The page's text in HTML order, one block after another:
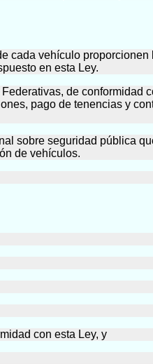
cada vehículo
en esta Ley.
de conformidad
pago de tenencias y
sobre seguridad pública
de vehículos.
con esta Ley, y